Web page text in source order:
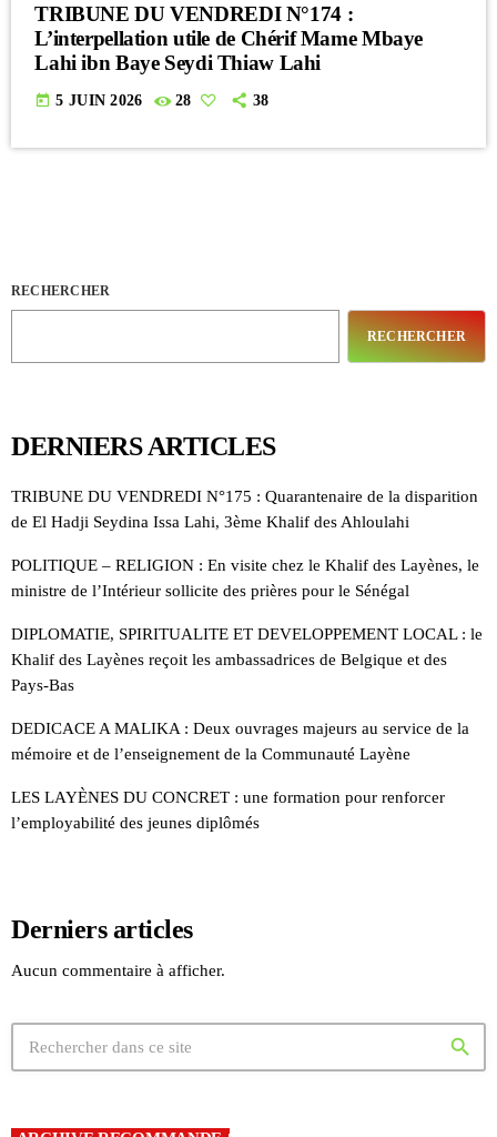
TRIBUNE DU VENDREDI N°174 :
L’interpellation utile de Chérif Mame Mbaye
Lahi ibn Baye Seydi Thiaw Lahi
today 5 JUIN 2026 28 38
RECHERCHER
RECHERCHER
DERNIERS ARTICLES
TRIBUNE DU VENDREDI N°175 : Quarantenaire de la disparition
de El Hadji Seydina Issa Lahi, 3ème Khalif des Ahloulahi
POLITIQUE – RELIGION : En visite chez le Khalif des Layènes, le
ministre de l’Intérieur sollicite des prières pour le Sénégal
DIPLOMATIE, SPIRITUALITE ET DEVELOPPEMENT LOCAL : le
Khalif des Layènes reçoit les ambassadrices de Belgique et des
Pays-Bas
DEDICACE A MALIKA : Deux ouvrages majeurs au service de la
mémoire et de l’enseignement de la Communauté Layène
LES LAYÈNES DU CONCRET : une formation pour renforcer
l’employabilité des jeunes diplômés
Derniers articles
Aucun commentaire à afficher.
search